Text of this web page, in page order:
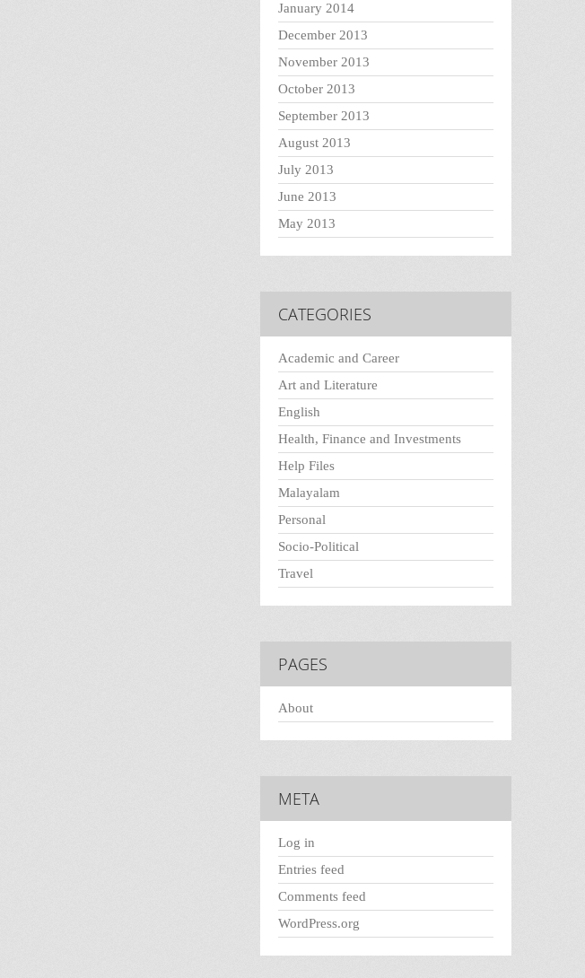
January 2014
December 2013
November 2013
October 2013
September 2013
August 2013
July 2013
June 2013
May 2013
CATEGORIES
Academic and Career
Art and Literature
English
Health, Finance and Investments
Help Files
Malayalam
Personal
Socio-Political
Travel
PAGES
About
META
Log in
Entries feed
Comments feed
WordPress.org